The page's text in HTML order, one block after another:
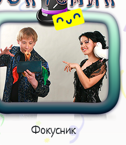
Фокусник